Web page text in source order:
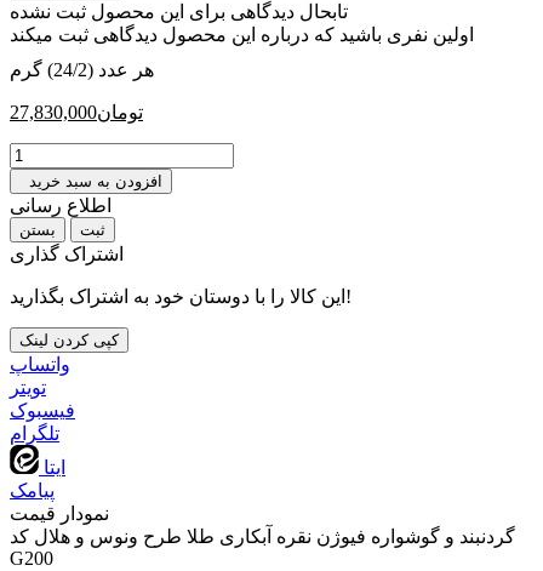
تابحال دیدگاهی برای این محصول ثبت نشده
اولین نفری باشید که درباره این محصول دیدگاهی ثبت میکند
هر عدد (24/2) گرم
27,830,000تومان
افزودن به سبد خرید
اطلاع رسانی
بستن
اشتراک گذاری
این کالا را با دوستان خود به اشتراک بگذارید!
کپی کردن لینک
واتساپ
تويتر
فیسبوک
تلگرام
ایتا
پیامک
نمودار قیمت
گردنبند و گوشواره فیوژن نقره آبکاری طلا طرح ونوس و هلال کد
G200